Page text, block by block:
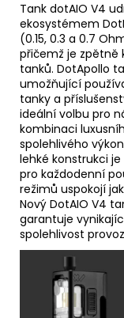
Tank dotAIO V4
ekosystémem
(0.15, 0.3 a 0.7
přičemž je zpětně
tanků. DotApollo
umožňující
tanky a
ideální volbu pro
kombinaci
spolehlivého
lehké konstrukci
pro každodenní
režimů uspokojí
Nový DotAIO V4
garantuje
spolehlivost